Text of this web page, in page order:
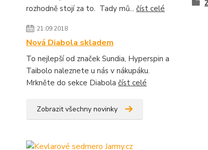
rozhodně stojí za to. Tady mů... číst celé
21.09.2018
Nová Diabola skladem
To nejlepší od značek Sundia, Hyperspin a
Taibolo naleznete u nás v nákupáku.
Mrkněte do sekce Diabola číst celé
Zobrazit všechny novinky